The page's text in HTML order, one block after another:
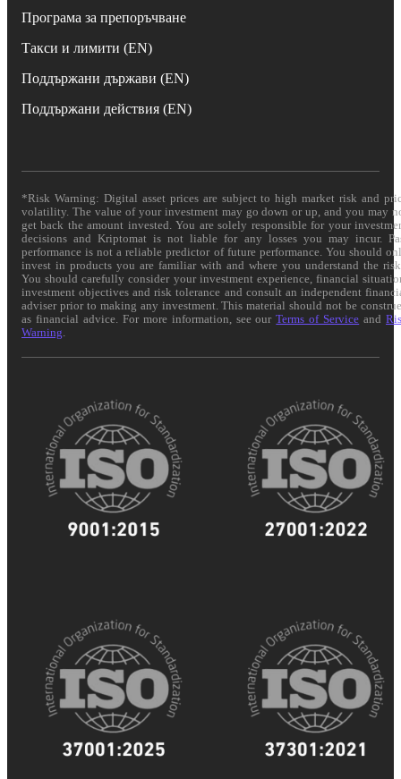
Програма за препоръчване
Такси и лимити (EN)
Поддържани държави (EN)
Поддържани действия (EN)
*Risk Warning: Digital asset prices are subject to high market risk and
volatility. The value of your investment may go down or up, and you may
get back the amount invested. You are solely responsible for your
decisions and Kriptomat is not liable for any losses you may incur.
performance is not a reliable predictor of future performance. You should
invest in products you are familiar with and where you understand the
You should carefully consider your investment experience, financial
investment objectives and risk tolerance and consult an independent
adviser prior to making any investment. This material should not be
as financial advice. For more information, see ourTerms of Service and
Warning